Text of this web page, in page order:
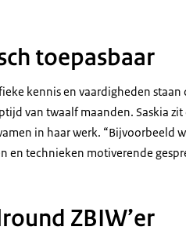
toepasbaar
kennis en vaardigheden
van twaalf maanden. Saskia
in haar werk. “Bijvoorbeeld
en technieken motiverende
ZBIW’er